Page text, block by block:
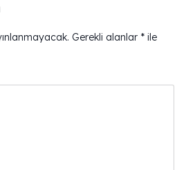
Gerekli alanlar * ile